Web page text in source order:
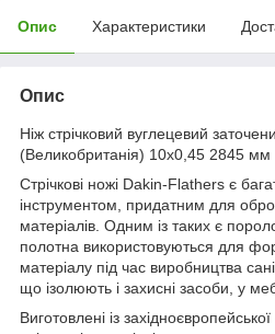
Опис Характеристики
Опис
Ніж стрічковий вуглецевий
(Великобританія) 10х0,45 2845 мм
Стрічкові ножі Dakin-Flathers є
інструментом, придатним для
матеріалів. Одним із таких є
полотна використовуються для
матеріалу під час виробництва
що ізолюють і захисні засоби, у
Виготовлені із